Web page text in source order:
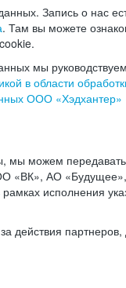
Запись о нас
. Там вы можете
мы
в области
ООО «Хэдхантер»
мы можем
«ВК», АО
исполнения
действия